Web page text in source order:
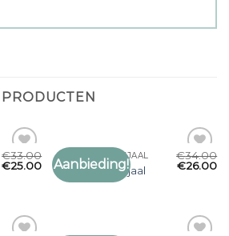
€33.00
€25.00 Aanbieding!
Toevoegen
PARAJUMPER SJAAL
parajumper sjaal
€34.00
€26.00